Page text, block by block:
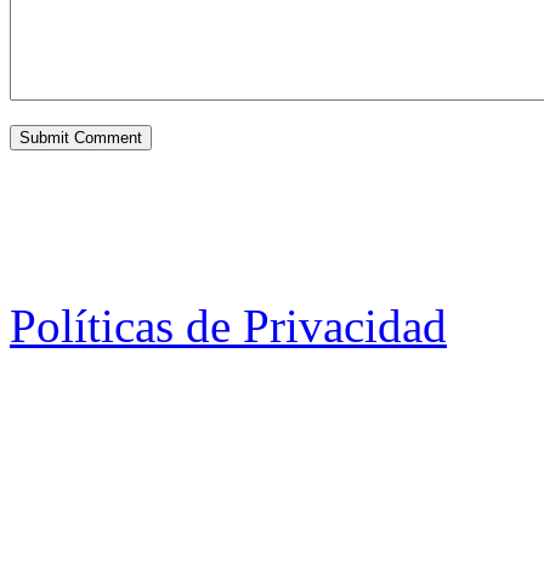
Políticas de Privacidad